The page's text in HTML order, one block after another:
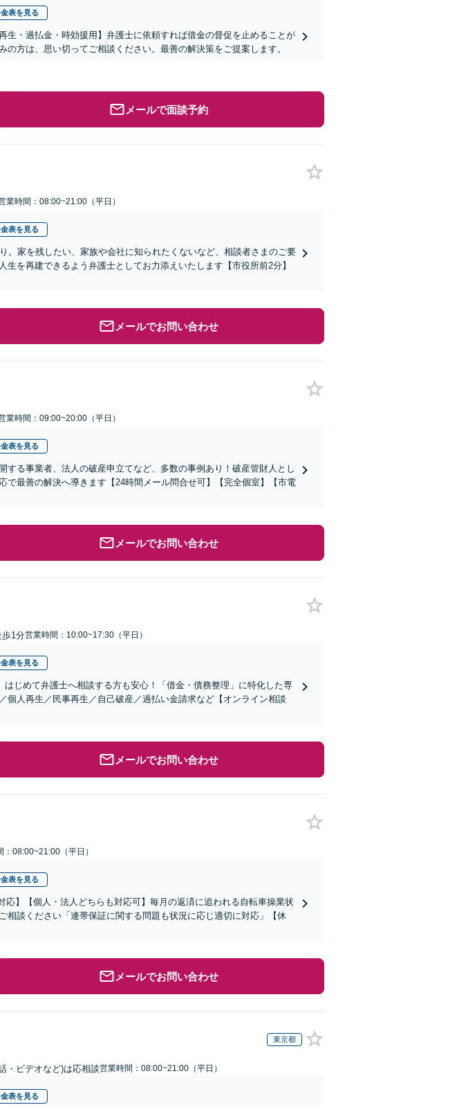
表を見る
生・過払金・時効援用】弁護士に依頼すれば借金の督促を止めることが
方は、思い切ってご相談ください。最善の解決策をご提案します。
メールで面談予約
業時間：08:00~21:00（平日）
表を見る
。家を残したい、家族や会社に知られたくないなど、相談者さまのご要
を再建できるよう弁護士としてお力添えいたします【市役所前2分】
メールでお問い合わせ
業時間：09:00~20:00（平日）
表を見る
する事業者、法人の破産申立てなど、多数の事例あり！破産管財人とし
で最善の解決へ導きます【24時間メール問合せ可】【完全個室】【市電
メールでお問い合わせ
歩1分営業時間：10:00~17:30（平日）
表を見る
はじめて弁護士へ相談する方も安心！「借金・債務整理」に特化した専
個人再生／民事再生／自己破産／過払い金請求など【オンライン相談
メールでお問い合わせ
：08:00~21:00（平日）
表を見る
応】【個人・法人どちらも対応可】毎月の返済に追われる自転車操業状
相談ください「連帯保証に関する問題も状況に応じ適切に対応」【休
メールでお問い合わせ
東京都
・ビデオなど)は応相談営業時間：08:00~21:00（平日）
表を見る